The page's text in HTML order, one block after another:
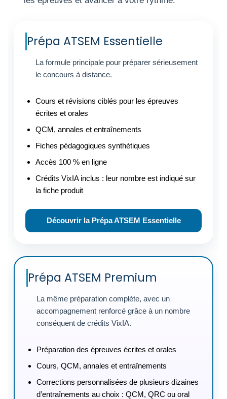
Prépa ATSEM Essentielle
La formule principale pour préparer sérieusement
le concours à distance.
Cours et révisions ciblés pour les épreuves
écrites et orales
QCM, annales et entraînements
Fiches pédagogiques synthétiques
Accès 100 % en ligne
Crédits VixIA inclus : leur nombre est indiqué sur
la fiche produit
Découvrir la Prépa ATSEM Essentielle
Prépa ATSEM Premium
La même préparation complète, avec un
accompagnement renforcé grâce à un nombre
conséquent de crédits VixIA.
Préparation des épreuves écrites et orales
Cours, QCM, annales et entraînements
Corrections personnalisées de plusieurs dizaines
d’entraînements au choix : QCM, QRC ou oral